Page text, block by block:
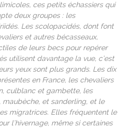
ces petits échassiers qui
deux groupes : les
Les scolopacidés, dont font
et autres bécasseaux,
de leurs becs pour repérer
utilisent davantage la vue, c’est
yeux sont plus grands. Les dix
en France, les chevaliers
culblanc et gambette, les
maubèche, et sanderling, et le
migratrices. Elles fréquentent le
l’hivernage, même si certaines